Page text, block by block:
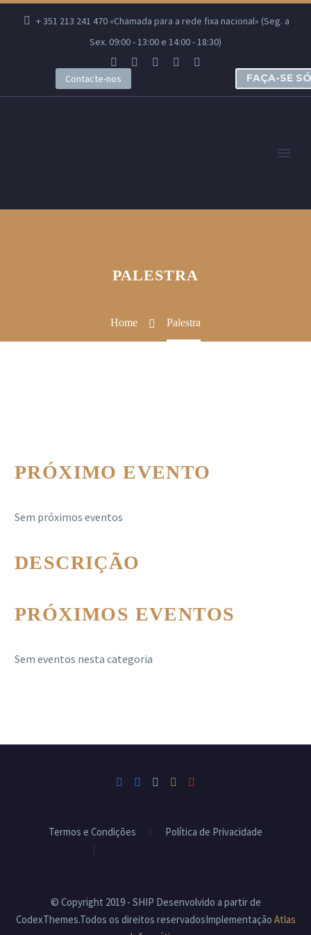
+ 351 213 241 470 «Chamada para a rede fixa nacional» (Seg. a
Sex. 09:00 - 13:00 e 14:00 - 18:30)
Contacte-nos FAÇA-SE
PALESTRA
Home Palestra
PRÓXIMO EVENTO
Sem próximos eventos
DESCRIÇÃO
PRÓXIMOS EVENTOS
Sem eventos nesta categoria
Termos e Condições
Política de Privacidade
© Copyright 2019 - SHIP Desenvolvido a partir de
CodexThemes.Todos os direitos reservadosImplementação Atlas